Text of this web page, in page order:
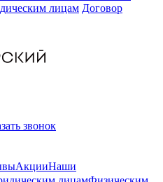
лицам Договор
звонок
АкцииНаши